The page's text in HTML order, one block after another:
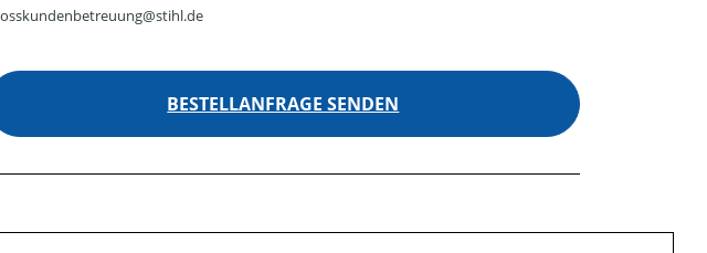
BESTELLANFRAGE SENDEN